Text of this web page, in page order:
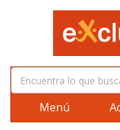
Menú